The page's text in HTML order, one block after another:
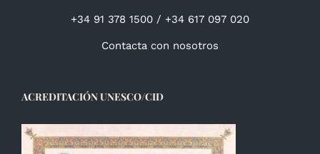
+34 91 378 1500 / +34 617 097 020
Contacta con nosotros
ACREDITACIÓN UNESCO/CID